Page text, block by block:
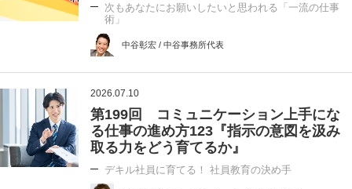
次もあなたにお願いしたいと思われる「一流の仕事
術」
中谷彰宏 / 中谷事務所代表
2026.07.10
第199回 コミュニケーション上手にな
る仕事の進め方123『指示の意図を汲み
取る力をどう育てるか』
デキル社員に育てる！ 社員教育の決め手